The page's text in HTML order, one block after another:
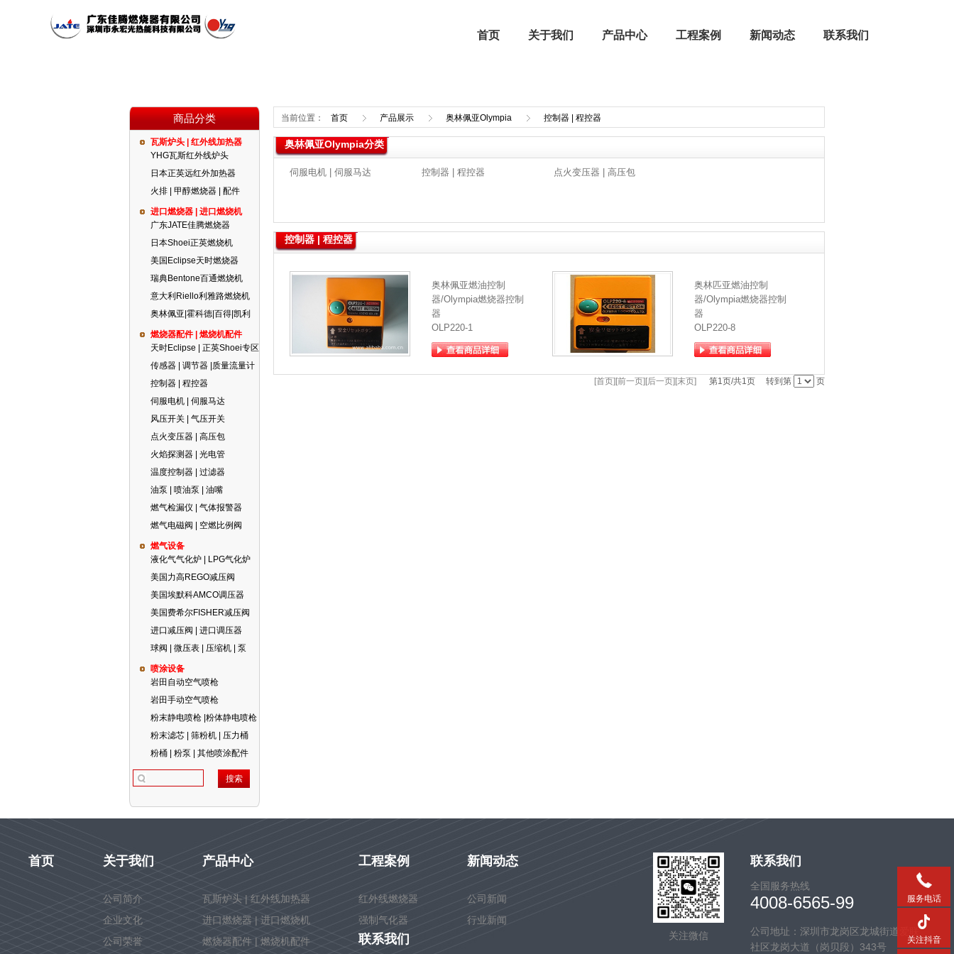
首页 关于我们
企业文化
产品中心
瓦斯炉头 | 红外线加热器 进口燃烧器 | 进口燃烧机
工程案例
强制气化器
新闻动态
行业新闻
联系我们
商品分类
瓦斯炉头 | 红外线加热器
YHG瓦斯红外线炉头
日本正英远红外加热器
火排 | 甲醇燃烧器 | 配件
进口燃烧器 | 进口燃烧机
广东JATE佳腾燃烧器
日本Shoei正英燃烧机
美国Eclipse天时燃烧器
瑞典Bentone百通燃烧机
意大利Riello利雅路燃烧机
奥林佩亚|霍科德|百得|凯利
燃烧器配件 | 燃烧机配件
天时Eclipse | 正英Shoei专区
传感器 | 调节器 |质量流量计
控制器 | 程控器
伺服电机 | 伺服马达
风压开关 | 气压开关
点火变压器 | 高压包
火焰探测器 | 光电管
温度控制器 | 过滤器
油泵 | 喷油泵 | 油嘴
燃气检漏仪 | 气体报警器
燃气电磁阀 | 空燃比例阀
燃气设备
液化气气化炉 | LPG气化炉
美国力高REGO减压阀
美国埃默科AMCO调压器
美国费希尔FISHER减压阀
进口减压阀 | 进口调压器
球阀 | 微压表 | 压缩机 | 泵
喷涂设备
岩田自动空气喷枪
岩田手动空气喷枪
粉末静电喷枪 |粉体静电喷枪
粉末滤芯 | 筛粉机 | 压力桶
粉桶 | 粉泵 | 其他喷涂配件
当前位置： 首页 产品展示 奥林佩亚Olympia 控制器 | 程控器
奥林佩亚Olympia分类
伺服电机 | 伺服马达 控制器 | 程控器 点火变压器 | 高压包
控制器 | 程控器
奥林佩亚燃油控制
器/Olympia燃烧器控制
器
OLP220-1
奥林匹亚燃油控制
器/Olympia燃烧器控制
器
OLP220-8
[首页][前一页][后一页][末页] 第1页/共1页 转到第 页
首页 关于我们
公司简介
企业文化
公司荣誉
产品中心
瓦斯炉头 | 红外线加热器
进口燃烧器 | 进口燃烧机
燃烧器配件 | 燃烧机配件
工程案例
红外线燃烧器
强制气化器
新闻动态
公司新闻
行业新闻
联系我们 关注微信
联系我们
全国服务热线
4008-6565-99
公司地址：深圳市龙岗区龙城街道爱联
社区龙岗大道（岗贝段）343号
服务电话
关注抖音